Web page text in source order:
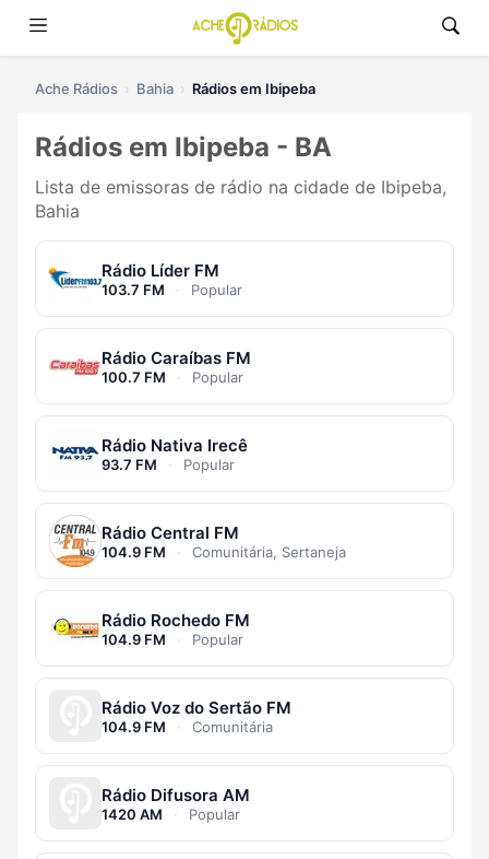
Ache Rádios Bahia Rádios em Ibipeba
Rádios em Ibipeba - BA
Lista de emissoras de rádio na cidade de Ibipeba,
Bahia
Rádio Líder FM
103.7 FM · Popular
Rádio Caraíbas FM
100.7 FM · Popular
Rádio Nativa Irecê
93.7 FM · Popular
Rádio Central FM
104.9 FM · Comunitária, Sertaneja
Rádio Rochedo FM
104.9 FM · Popular
Rádio Voz do Sertão FM
104.9 FM · Comunitária
Rádio Difusora AM
1420 AM · Popular